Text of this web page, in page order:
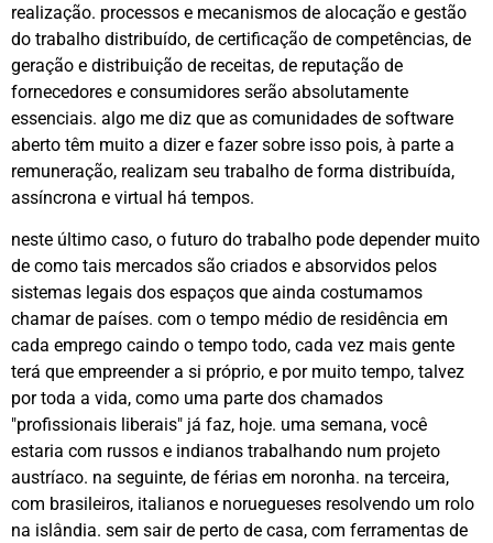
realização. processos e mecanismos de alocação e gestão
do trabalho distribuído, de certificação de competências, de
geração e distribuição de receitas, de reputação de
fornecedores e consumidores serão absolutamente
essenciais. algo me diz que as comunidades de software
aberto têm muito a dizer e fazer sobre isso pois, à parte a
remuneração, realizam seu trabalho de forma distribuída,
assíncrona e virtual há tempos.
neste último caso, o futuro do trabalho pode depender muito
de como tais mercados são criados e absorvidos pelos
sistemas legais dos espaços que ainda costumamos
chamar de países. com o tempo médio de residência em
cada emprego caindo o tempo todo, cada vez mais gente
terá que empreender a si próprio, e por muito tempo, talvez
por toda a vida, como uma parte dos chamados
"profissionais liberais" já faz, hoje. uma semana, você
estaria com russos e indianos trabalhando num projeto
austríaco. na seguinte, de férias em noronha. na terceira,
com brasileiros, italianos e noruegueses resolvendo um rolo
na islândia. sem sair de perto de casa, com ferramentas de